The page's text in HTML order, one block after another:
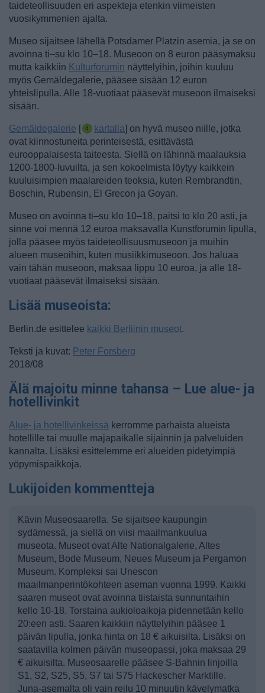
taideteollisuuden eri aspekteja etenkin viimeisten
vuosikymmenien ajalta.
Museo sijaitsee lähellä Potsdamer Platzin asemia, ja se on
avoinna ti–su klo 10–18. Museoon on 8 euron pääsymaksu
mutta kaikkiin Kulturforumin näyttelyihin, joihin kuuluu
myös Gemäldegalerie, pääsee sisään 12 euron
yhteislipulla. Alle 18-vuotiaat pääsevät museoon ilmaiseksi
sisään.
Gemäldegalerie [ kartalla] on hyvä museo niille, jotka
ovat kiinnostuneita perinteisestä, esittävästä
eurooppalaisesta taiteesta. Siellä on lähinnä maalauksia
1200-1800-luvuilta, ja sen kokoelmista löytyy kaikkein
kuuluisimpien maalareiden teoksia, kuten Rembrandtin,
Boschin, Rubensin, El Grecon ja Goyan.
Museo on avoinna ti–su klo 10–18, paitsi to klo 20 asti, ja
sinne voi mennä 12 euroa maksavalla Kunstforumin lipulla,
jolla pääsee myös taideteollisuusmuseoon ja muihin
alueen museoihin, kuten musiikkimuseoon. Jos haluaa
vain tähän museoon, maksaa lippu 10 euroa, ja alle 18-
vuotiaat pääsevät ilmaiseksi sisään.
Lisää museoista:
Berlin.de esittelee kaikki Berliinin museot.
Teksti ja kuvat: Peter Forsberg
2018/08
Älä majoitu minne tahansa – Lue alue- ja
hotellivinkit
Alue- ja hotellivinkeissä kerromme parhaista alueista
hotellille tai muulle majapaikalle sijainnin ja palveluiden
kannalta. Lisäksi esittelemme eri alueiden pidetyimpiä
yöpymispaikkoja.
Lukijoiden kommentteja
Kävin Museosaarella. Se sijaitsee kaupungin
sydämessä, ja siellä on viisi maailmankuulua
museota. Museot ovat Alte Nationalgalerie, Altes
Museum, Bode Museum, Neues Museum ja Pergamon
Museum. Kompleksi sai Unescon
maailmanperintökohteen aseman vuonna 1999. Kaikki
saaren museot ovat avoinna tiistaista sunnuntaihin
kello 10-18. Torstaina aukioloaikoja pidennetään kello
20:een asti. Saaren kaikkiin näyttelyihin pääsee 1
päivän lipulla, jonka hinta on 18 € aikuisilta. Lisäksi on
saatavilla kolmen päivän museopassi, joka maksaa 29
€ aikuisilta. Museosaarelle pääsee S-Bahnin linjoilla
S1, S2, S25, S5, S7 tai S75 Hackescher Marktille.
Juna-asemalta oli vain reilu 10 minuutin kävelymatka